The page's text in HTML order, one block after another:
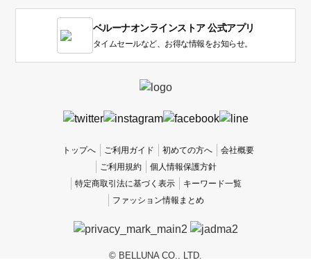
ベルーナオンラインストア 公式アプリ
タイムセールなど、お得な情報をお知らせ。
トップへ ご利用ガイド 初めての方へ
会社概要
ご利用規約
個人情報保護方針
特定商取引法に基づく表示
キーワード一覧
ファッション情報まとめ
© BELLUNA CO., LTD.